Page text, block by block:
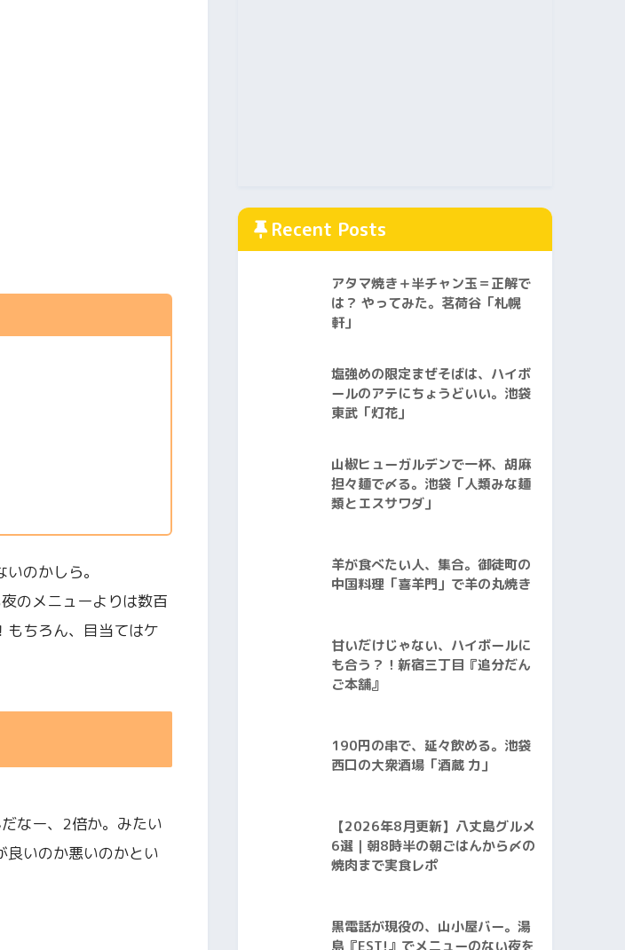
のかしら。
のメニューよりは数百
もちろん、目当てはケ
なー、2倍か。みたい
良いのか悪いのかとい
Recent Posts
アタマ焼き＋半チャン玉＝正解で
は？ やってみた。茗荷谷「札幌
軒」
塩強めの限定まぜそばは、ハイボ
ールのアテにちょうどいい。池袋
東武「灯花」
山椒ヒューガルデンで一杯、胡麻
担々麺で〆る。池袋「人類みな麺
類とエスサワダ」
羊が食べたい人、集合。御徒町の
中国料理「喜羊門」で羊の丸焼き
甘いだけじゃない、ハイボールに
も合う？！新宿三丁目『追分だん
ご本舗』
190円の串で、延々飲める。池袋
西口の大衆酒場「酒蔵 力」
【2026年8月更新】八丈島グルメ
6選｜朝8時半の朝ごはんから〆の
焼肉まで実食レポ
黒電話が現役の、山小屋バー。湯